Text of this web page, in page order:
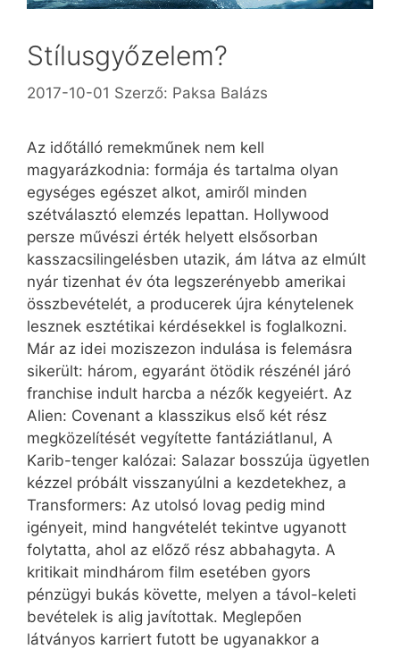
Stílusgyőzelem?
2017-10-01 Szerző: Paksa Balázs
Az időtálló remekműnek nem kell
magyarázkodnia: formája és tartalma olyan
egységes egészet alkot, amiről minden
szétválasztó elemzés lepattan. Hollywood
persze művészi érték helyett első­sorban
kasszacsilingelésben utazik, ám látva az elmúlt
nyár tizenhat év óta legszerényebb amerikai
összbevételét, a producerek újra kénytelenek
lesznek esztétikai kérdésekkel is foglalkozni.
Már az idei moziszezon indulása is felemásra
sikerült: három, egyaránt ötödik részénél járó
franchise indult harcba a nézők kegyeiért. Az
Alien: Covenant a klasszikus első két rész
megközelítését vegyítette fantáziátlanul, A
Karib-tenger kalózai: Salazar bosszúja ügyetlen
kézzel próbált visszanyúlni a kezdetekhez, a
Trans­formers: Az utolsó lovag pedig mind
igényeit, mind hangvételét tekintve ugyanott
folytatta, ahol az előző rész abbahagyta. A
kritikait mindhárom film esetében gyors
pénzügyi bukás követte, melyen a távol-keleti
bevételek is alig javítottak. Meglepően
látványos karriert futott be ugyanakkor a